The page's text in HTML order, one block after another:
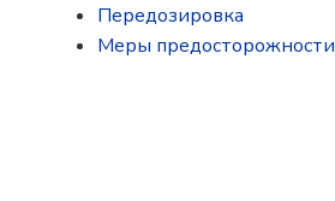
Передозировка
Меры предосторожности